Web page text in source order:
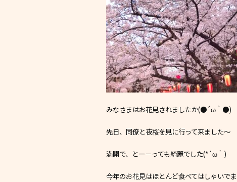
みなさまはお花見されましたか(●´ω｀●)
先日、同僚と夜桜を見に行って来ました〜
満開で、とー－っても綺麗でした(*´ω｀)
今年のお花見はほとんど食べてはしゃい